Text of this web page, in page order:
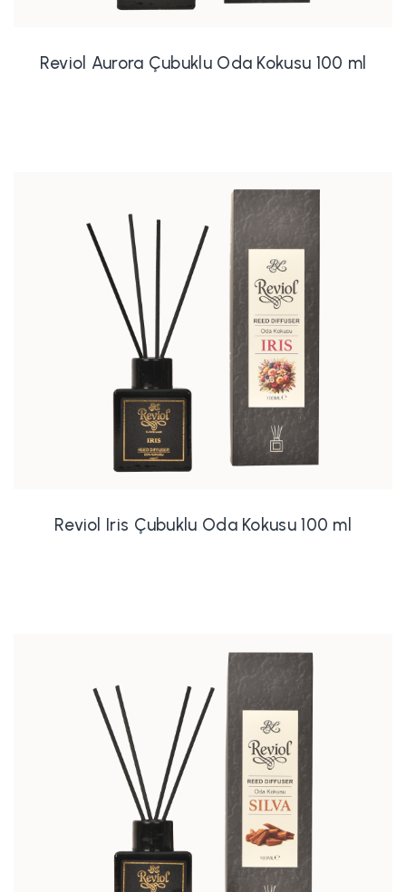
Reviol Aurora Çubuklu Oda Kokusu 100 ml
Reviol Iris Çubuklu Oda Kokusu 100 ml